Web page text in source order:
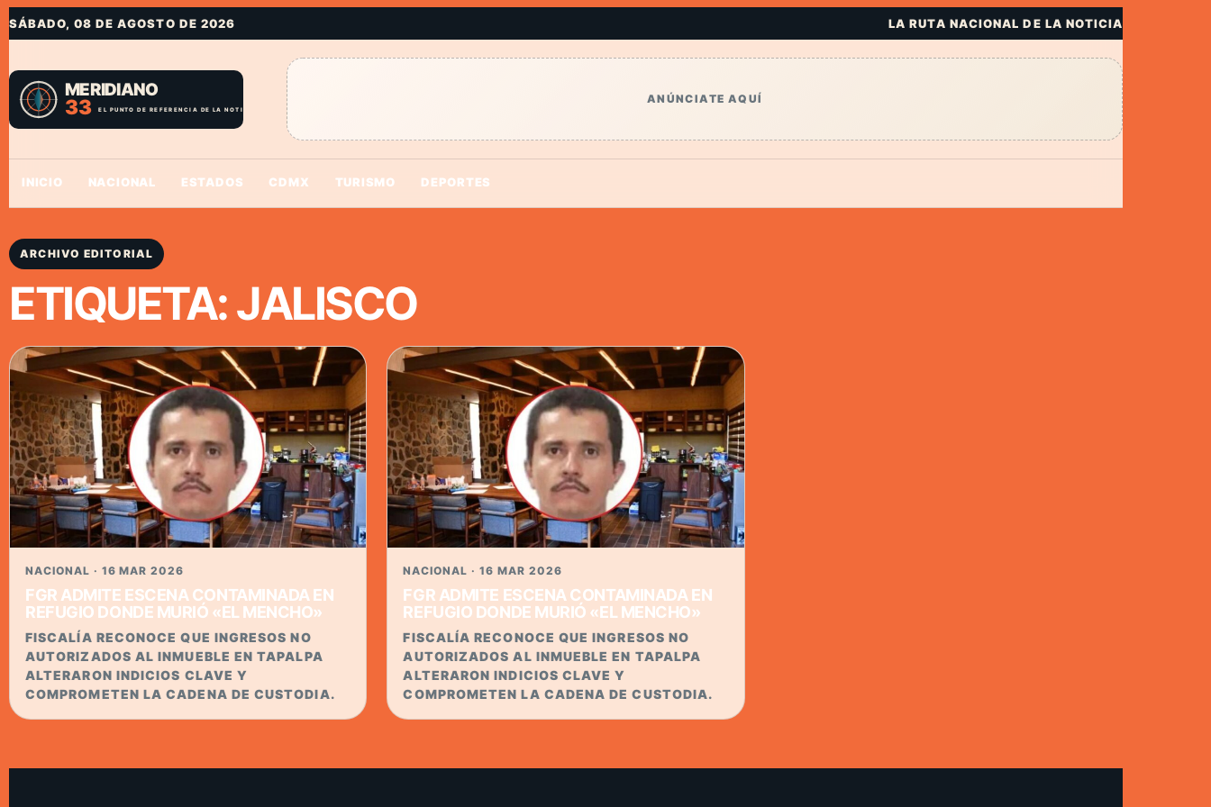
SÁBADO, 08 DE AGOSTO DE 2026 LA RUTA NACIONAL DE LA NOTICIA
ANÚNCIATE AQUÍ
INICIO NACIONAL ESTADOS CDMX TURISMO DEPORTES
ARCHIVO EDITORIAL
ETIQUETA:JALISCO
NACIONAL · 16 MAR 2026
FGR ADMITE ESCENA CONTAMINADA EN
REFUGIO DONDE MURIÓ «EL MENCHO»
FISCALÍA RECONOCE QUE INGRESOS NO
AUTORIZADOS AL INMUEBLE EN TAPALPA
ALTERARON INDICIOS CLAVE Y
COMPROMETEN LA CADENA DE CUSTODIA.
NACIONAL · 16 MAR 2026
FGR ADMITE ESCENA CONTAMINADA EN
REFUGIO DONDE MURIÓ «EL MENCHO»
FISCALÍA RECONOCE QUE INGRESOS NO
AUTORIZADOS AL INMUEBLE EN TAPALPA
ALTERARON INDICIOS CLAVE Y
COMPROMETEN LA CADENA DE CUSTODIA.